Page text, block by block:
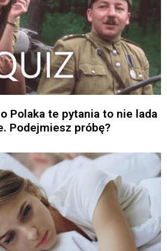
Polaka te pytania to nie lada
Podejmiesz próbę?